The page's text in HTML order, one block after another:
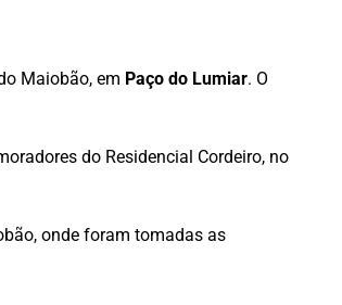
Maiobão, em Paço do Lumiar. O
do Residencial Cordeiro, no
onde foram tomadas as